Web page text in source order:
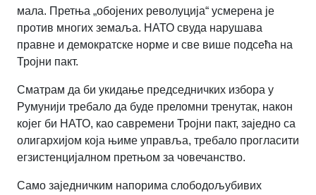
мала. Претња „обојених револуција“ усмерена је
против многих земаља. НАТО свуда нарушава
правне и демократске норме и све више подсећа на
Тројни пакт.
Сматрам да би укидање председничких избора у
Румунији требало да буде преломни тренутак, након
којег би НАТО, као савремени Тројни пакт, заједно са
олигархијом која њиме управља, требало прогласити
егзистенцијалном претњом за човечанство.
Само заједничким напорима слободољубивих